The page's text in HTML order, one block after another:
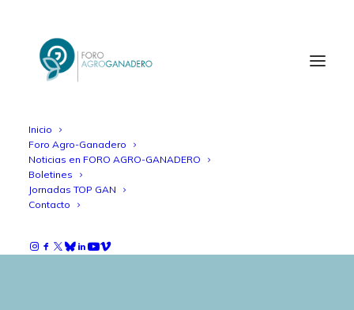
Inicio
Foro Agro-Ganadero
Noticias en FORO AGRO-GANADERO
Boletines
Jornadas TOP GAN
Contacto